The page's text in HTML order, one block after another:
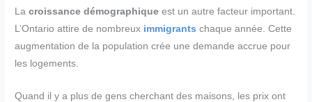
Lacroissance démographique est un autre facteur important.
L’Ontario attire de nombreux immigrants chaque année. Cette
augmentation de la population crée une demande accrue pour
les logements.
Quand il y a plus de gens cherchant des maisons, les prix ont